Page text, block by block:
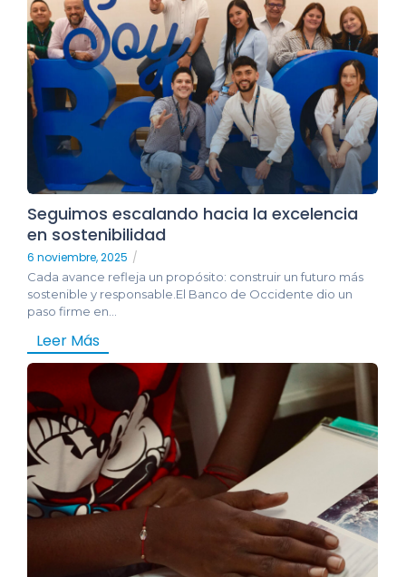
Seguimos escalando hacia la excelencia
en sostenibilidad
6 noviembre, 2025 /
Cada avance refleja un propósito: construir un futuro más
sostenible y responsable.El Banco de Occidente dio un
paso firme en...
Leer Más